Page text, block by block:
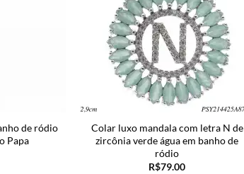
de ródio
Papa
Colar luxo mandala com letra N de
zircônia verde água em banho de
ródio
R$79.00